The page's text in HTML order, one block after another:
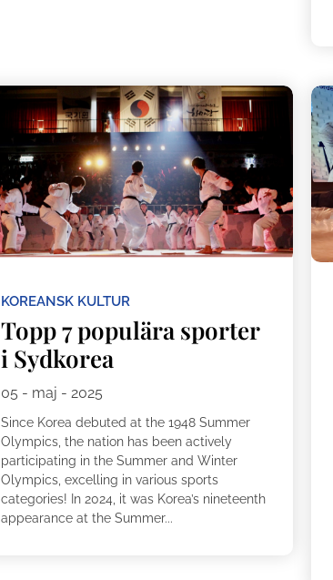
KOREANSK KULTUR
Topp 7 populära sporter
i Sydkorea
05 - maj - 2025
Since Korea debuted at the 1948 Summer
Olympics, the nation has been actively
participating in the Summer and Winter
Olympics, excelling in various sports
categories! In 2024, it was Korea’s nineteenth
appearance at the Summer...